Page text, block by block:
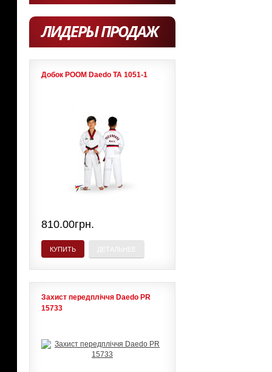
ЛИДЕРЫ ПРОДАЖ
Добок POOM Daedo ТА 1051-1
810.00грн.
КУПИТЬ
Захист передпліччя Daedo PR
15733